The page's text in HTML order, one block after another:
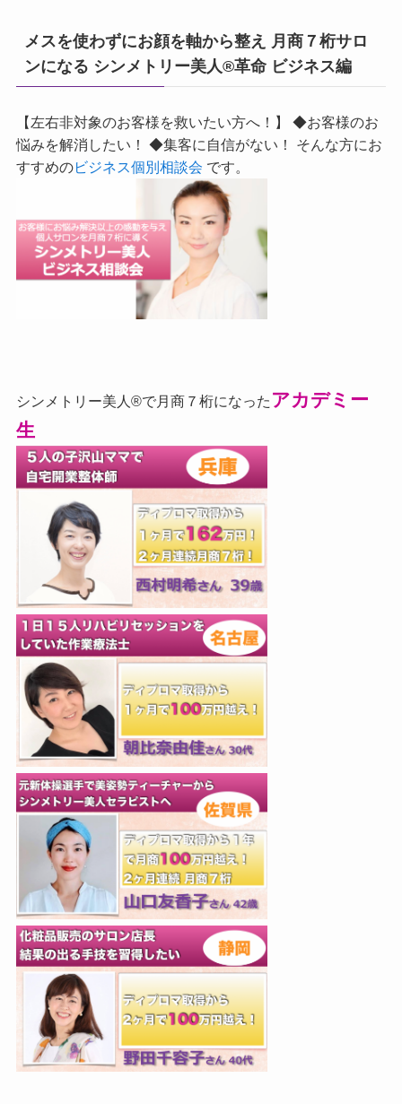
メスを使わずにお顔を軸から整え 月商７桁サロ
ンになる シンメトリー美人®革命 ビジネス編
【左右非対象のお客様を救いたい方へ！】 ◆お客様のお
悩みを解消したい！ ◆集客に自信がない！ そんな方にお
すすめのビジネス個別相談会 です。
シンメトリー美人®で月商７桁になった アカデミー
生